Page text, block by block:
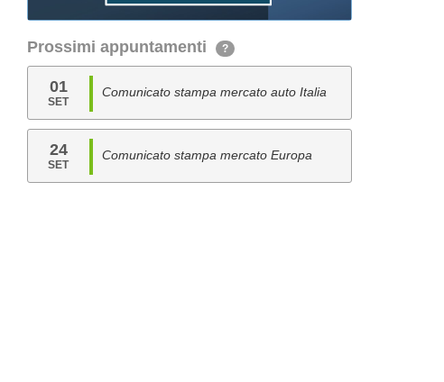
Prossimi appuntamenti ?
01
SET
Comunicato stampa mercato auto Italia
24
SET
Comunicato stampa mercato Europa